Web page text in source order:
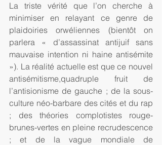
La triste vérité que l’on cherche à
minimiser en relayant ce genre de
plaidoiries orwéliennes (bientôt on
parlera « d’assassinat antijuif sans
mauvaise intention ni haine antisémite
»). La réalité actuelle est que ce nouvel
antisémitisme,quadruple fruit de
l’antisionisme de gauche ; de la sous-
culture néo-barbare des cités et du rap
; des théories complotistes rouge-
brunes-vertes en pleine recrudescence
; et de la vague mondiale de